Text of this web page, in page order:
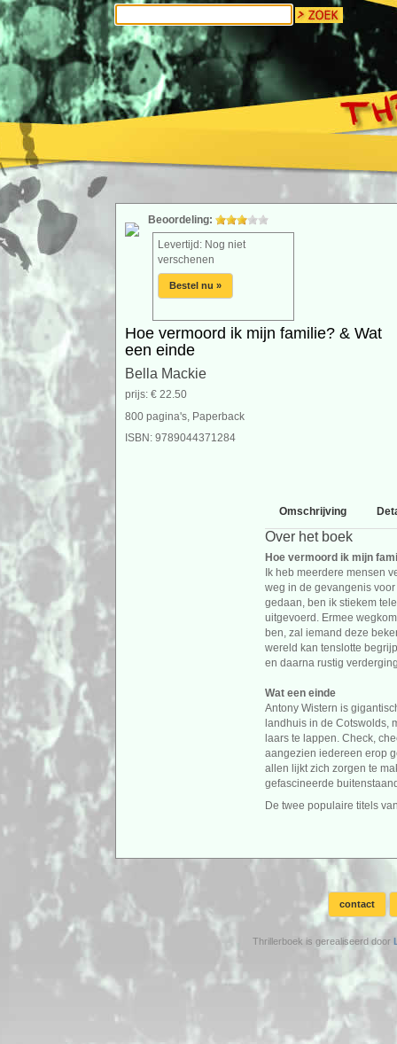
Beoordeling:
Levertijd: Nog niet
verschenen
Bestel nu »
Hoe vermoord ik mijn familie? & Wat
een einde
Bella Mackie
prijs: € 22.50
800 pagina's, Paperback
ISBN: 9789044371284
Omschrijving
Over het boek
Hoe vermoord ik mijn
Ik heb meerdere mensen
weg in de gevangenis
gedaan, ben ik stiekem
uitgevoerd. Ermee
ben, zal iemand deze
wereld kan tenslotte
en daarna rustig
Wat een einde
Antony Wistern is
landhuis in de Cotswolds,
laars te lappen. Check,
aangezien iedereen erop
allen lijkt zich zorgen te
gefascineerde
De twee populaire titels
contact
Thrillerboek is gerealiseerd door